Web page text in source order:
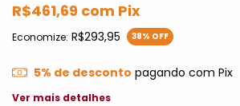
R$461,69 com Pix
Economize: R$293,95 38% OFF
5% de desconto pagando com Pix
Ver mais detalhes